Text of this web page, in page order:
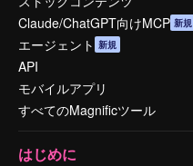
Claude/ChatGPT向けMCP 新規
エージェント 新規
API
モバイルアプリ
すべてのMagnificツール
はじめに